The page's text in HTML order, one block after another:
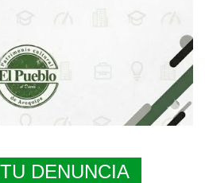
DENUNCIA